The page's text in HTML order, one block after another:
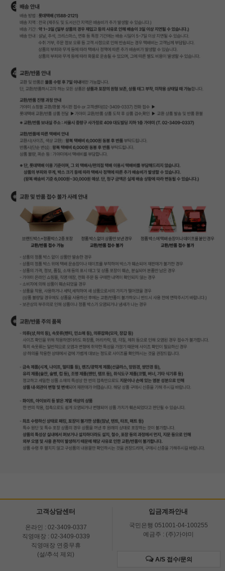
고객상담센터
온라인 : 02-3409-0337
직영매장 : 02-3409-0339
직영매장 연중무휴
(설/추석 제외)
입금계좌안내
국민은행 051001-04-100255
예금주 : (주)가야미
A/S 접수/문의